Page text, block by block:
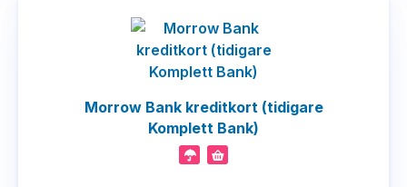
Morrow Bank kreditkort (tidigare
Komplett Bank)